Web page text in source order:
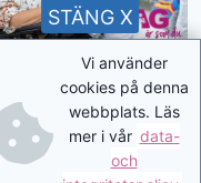
Vi använder
cookies på denna
webbplats. Läs
mer i vår data-
och
STÄNG X